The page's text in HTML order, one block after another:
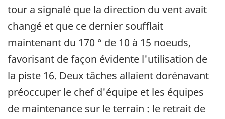
tour a signalé que la direction du vent avait
changé et que ce dernier soufflait
maintenant du 170 ° de 10 à 15 noeuds,
favorisant de façon évidente l'utilisation de
la piste 16. Deux tâches allaient dorénavant
préoccuper le chef d'équipe et les équipes
de maintenance sur le terrain : le retrait de